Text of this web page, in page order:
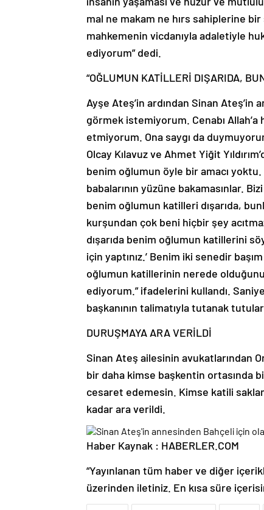
mal ne makam ne hırs sahiplerine
mahkemenin vicdanıyla adaletiyle
ediyorum” dedi.
görmek istemiyorum. Cenabı Allah’a
etmiyorum. Ona saygı da
Olcay Kılavuz ve Ahmet Yiğit
benim oğlumun öyle bir amacı
babalarının yüzüne bakamasınlar.
benim oğlumun katilleri dışarıda,
kurşundan çok beni hiçbir şey
dışarıda benim oğlumun katillerini
için yaptınız.’ Benim iki senedir
oğlumun katillerinin nerede
ediyorum.” ifadelerini kullandı.
başkanının talimatıyla tutanak
bir daha kimse başkentin ortasında
cesaret edemesin. Kimse katili
kadar ara verildi.
Haber Kaynak : HABERLER.COM
üzerinden iletiniz. En kısa süre
3-sayfa Ahmet Yiğit Yıldırım Ankara